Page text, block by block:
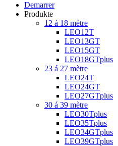
Demarrer
Produkte
12 á 18 mètre
LEO12T
LEO13GT
LEO15GT
LEO18GTplus
23 á 27 mètre
LEO24T
LEO24GT
LEO27GTplus
30 á 39 mètre
LEO30Tplus
LEO35Tplus
LEO34GTplus
LEO39GTplus